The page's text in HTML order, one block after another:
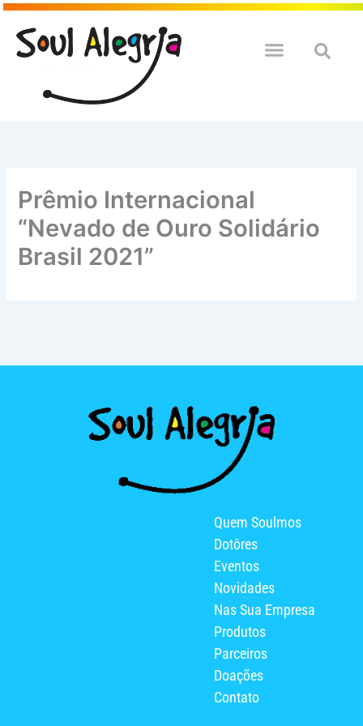
Ir
para
Prêmio Internacional
“Nevado de Ouro Solidário
Brasil 2021”
Quem Soulmos
Dotôres
Eventos
Novidades
Nas Sua Empresa
Produtos
Parceiros
Doações
Contato